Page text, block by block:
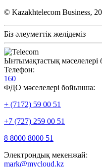
© Kazakhtelecom Business,
Біз әлеуметтік желідеміз
Ынтымақтастық
Телефон:
160
ФДО мәселелері бойынша:
+ (7172) 59 00 51
+7 (727) 259 00 51
8 8000 8000 51
Электрондық мекенжай:
mark@mycloud.kz